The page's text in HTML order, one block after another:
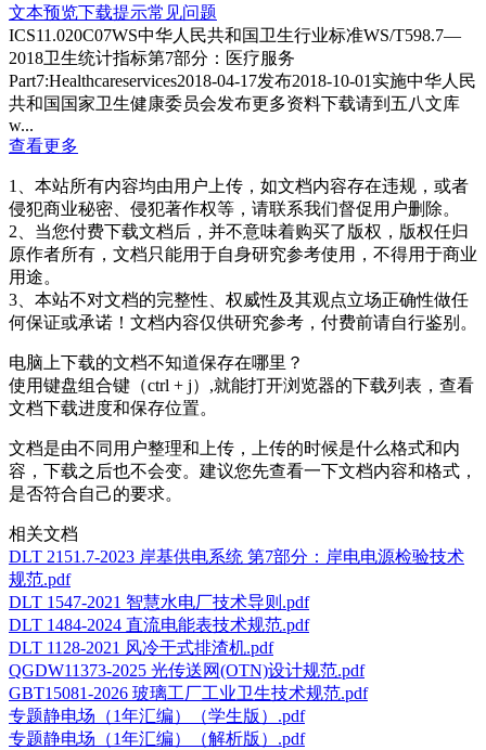
文本预览下载提示常见问题
ICS11.020C07WS中华人民共和国卫生行业标准WS/T598.7—
2018卫生统计指标第7部分：医疗服务
Part7:Healthcareservices2018-04-17发布2018-10-01实施中华人民
共和国国家卫生健康委员会发布更多资料下载请到五八文库
w...
查看更多
1、本站所有内容均由用户上传，如文档内容存在违规，或者
侵犯商业秘密、侵犯著作权等，请联系我们督促用户删除。
2、当您付费下载文档后，并不意味着购买了版权，版权任归
原作者所有，文档只能用于自身研究参考使用，不得用于商业
用途。
3、本站不对文档的完整性、权威性及其观点立场正确性做任
何保证或承诺！文档内容仅供研究参考，付费前请自行鉴别。
电脑上下载的文档不知道保存在哪里？
使用键盘组合键（ctrl + j）,就能打开浏览器的下载列表，查看
文档下载进度和保存位置。
文档是由不同用户整理和上传，上传的时候是什么格式和内
容，下载之后也不会变。建议您先查看一下文档内容和格式，
是否符合自己的要求。
相关文档
DLT 2151.7-2023 岸基供电系统 第7部分：岸电电源检验技术
规范.pdf
DLT 1547-2021 智慧水电厂技术导则.pdf
DLT 1484-2024 直流电能表技术规范.pdf
DLT 1128-2021 风冷干式排渣机.pdf
QGDW11373-2025 光传送网(OTN)设计规范.pdf
GBT15081-2026 玻璃工厂工业卫生技术规范.pdf
专题静电场（1年汇编）（学生版）.pdf
专题静电场（1年汇编）（解析版）.pdf